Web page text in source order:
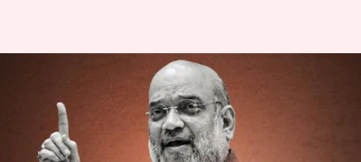
தமிழகத்தில் இருந்து 25
NDA தலைவர்கள்
தேர்ந்தெடுக்கப்பட
வேண்டும்: அமித்ஷா